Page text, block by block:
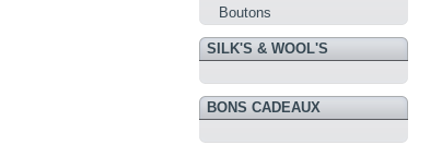
Boutons
SILK'S & WOOL'S
BONS CADEAUX